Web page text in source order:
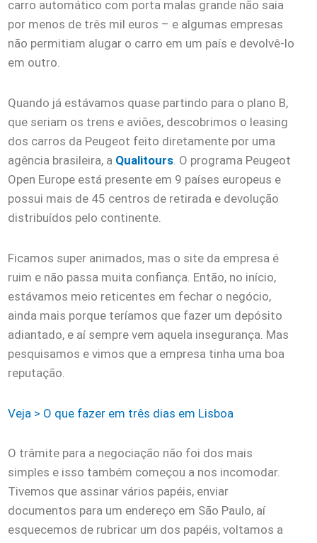
carro automático com porta malas grande não saia
por menos de três mil euros – e algumas empresas
não permitiam alugar o carro em um país e devolvê-lo
em outro.
Quando já estávamos quase partindo para o plano B,
que seriam os trens e aviões, descobrimos o leasing
dos carros da Peugeot feito diretamente por uma
agência brasileira, a Qualitours. O programa Peugeot
Open Europe está presente em 9 países europeus e
possui mais de 45 centros de retirada e devolução
distribuídos pelo continente.
Ficamos super animados, mas o site da empresa é
ruim e não passa muita confiança. Então, no início,
estávamos meio reticentes em fechar o negócio,
ainda mais porque teríamos que fazer um depósito
adiantado, e aí sempre vem aquela insegurança. Mas
pesquisamos e vimos que a empresa tinha uma boa
reputação.
Veja > O que fazer em três dias em Lisboa
O trâmite para a negociação não foi dos mais
simples e isso também começou a nos incomodar.
Tivemos que assinar vários papéis, enviar
documentos para um endereço em São Paulo, aí
esquecemos de rubricar um dos papéis, voltamos a